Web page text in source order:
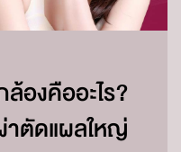
องคืออะไร?
าตัดแผลใหญ่